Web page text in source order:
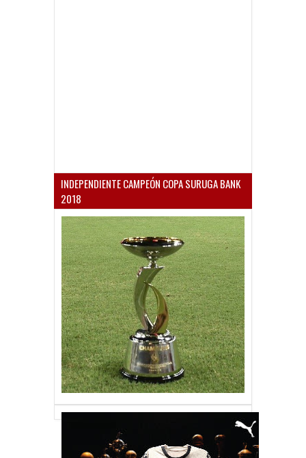
INDEPENDIENTE CAMPEÓN COPA SURUGA BANK
2018